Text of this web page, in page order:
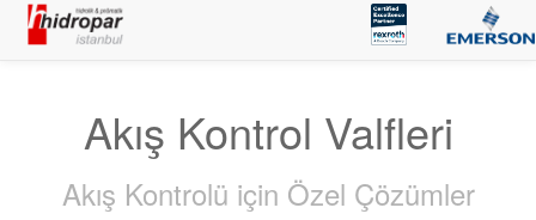
Akış Kontrol Valfleri
Akış Kontrolü için Özel Çözümler